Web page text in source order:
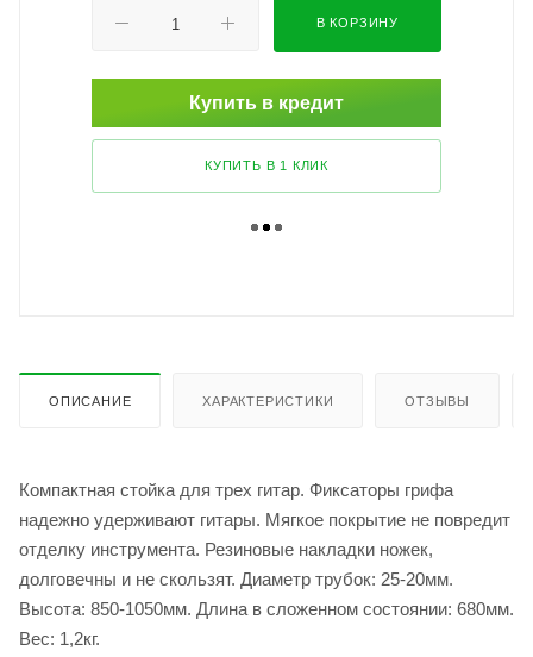
В КОРЗИНУ
Купить в кредит
КУПИТЬ В 1 КЛИК
ОПИСАНИЕ ХАРАКТЕРИСТИКИ ОТЗЫВЫ
Компактная стойка для трех гитар. Фиксаторы грифа
надежно удерживают гитары. Мягкое покрытие не повредит
отделку инструмента. Резиновые накладки ножек,
долговечны и не скользят. Диаметр трубок: 25-20мм.
Высота: 850-1050мм. Длина в сложенном состоянии: 680мм.
Вес: 1,2кг.